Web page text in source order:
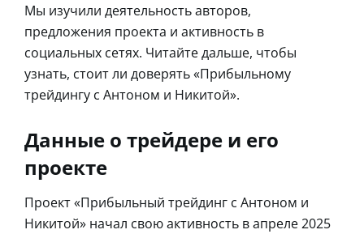
Мы изучили деятельность авторов,
предложения проекта и активность в
социальных сетях. Читайте дальше, чтобы
узнать, стоит ли доверять «Прибыльному
трейдингу с Антоном и Никитой».
Данные о трейдере и его
проекте
Проект «Прибыльный трейдинг с Антоном и
Никитой» начал свою активность в апреле 2025